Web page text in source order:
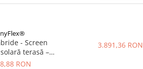
- Screen
terasă –
× 30 m Crem -
RON
3.891,36 RON